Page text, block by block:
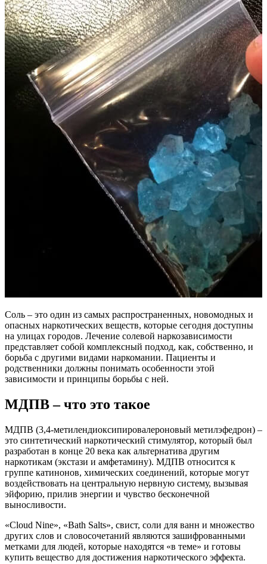
Соль – это один из самых распространенных, новомодных и
опасных наркотических веществ, которые сегодня доступны
на улицах городов. Лечение солевой наркозависимости
представляет собой комплексный подход, как, собственно, и
борьба с другими видами наркомании. Пациенты и
родственники должны понимать особенности этой
зависимости и принципы борьбы с ней.
МДПВ – что это такое
МДПВ (3,4-метилендиоксипировалероновый метилэфедрон) –
это синтетический наркотический стимулятор, который был
разработан в конце 20 века как альтернатива другим
наркотикам (экстази и амфетамину). МДПВ относится к
группе катинонов, химических соединений, которые могут
воздействовать на центральную нервную систему, вызывая
эйфорию, прилив энергии и чувство бесконечной
выносливости.
«Cloud Nine», «Bath Salts», свист, соли для ванн и множество
других слов и словосочетаний являются зашифрованными
метками для людей, которые находятся «в теме» и готовы
купить вещество для достижения наркотического эффекта.